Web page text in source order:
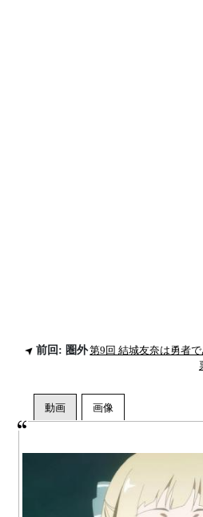
前回: 圏外第9回 結城友奈は勇者